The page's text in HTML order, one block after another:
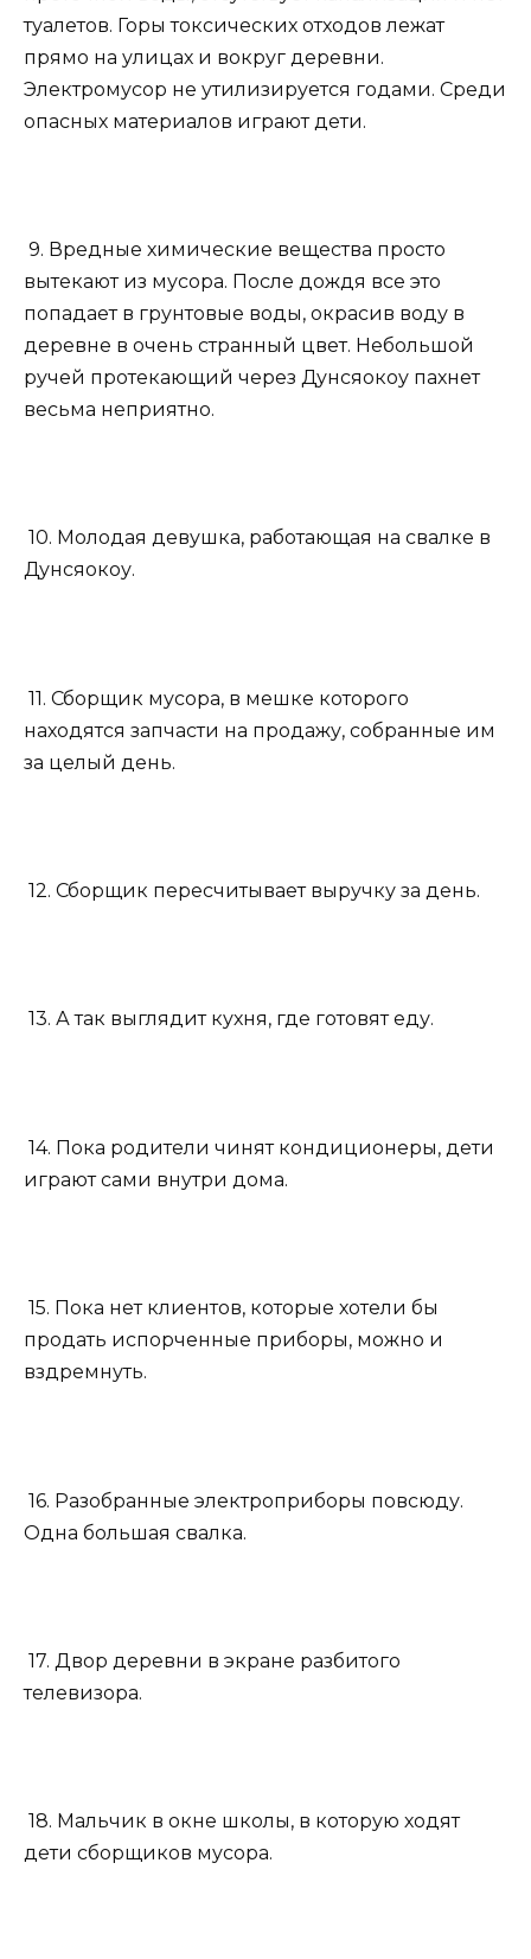
туалетов. Горы токсических отходов лежат
прямо на улицах и вокруг деревни.
Электромусор не утилизируется годами. Среди
опасных материалов играют дети.
9. Вредные химические вещества просто
вытекают из мусора. После дождя все это
попадает в грунтовые воды, окрасив воду в
деревне в очень странный цвет. Небольшой
ручей протекающий через Дунсяокоу пахнет
весьма неприятно.
10. Молодая девушка, работающая на свалке в
Дунсяокоу.
11. Сборщик мусора, в мешке которого
находятся запчасти на продажу, собранные им
за целый день.
12. Сборщик пересчитывает выручку за день.
13. А так выглядит кухня, где готовят еду.
14. Пока родители чинят кондиционеры, дети
играют сами внутри дома.
15. Пока нет клиентов, которые хотели бы
продать испорченные приборы, можно и
вздремнуть.
16. Разобранные электроприборы повсюду.
Одна большая свалка.
17. Двор деревни в экране разбитого
телевизора.
18. Мальчик в окне школы, в которую ходят
дети сборщиков мусора.